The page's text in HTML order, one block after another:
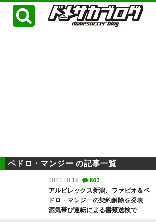
ペドロ・マンジー の記事一覧
2020.10.19 862
アルビレックス新潟、ファビオ＆ペ
ドロ・マンジーの契約解除を発表
酒気帯び運転による書類送検で